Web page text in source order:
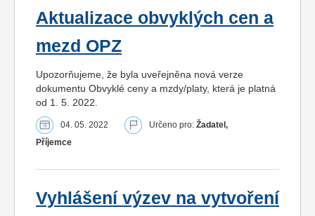
Aktualizace obvyklých cen a
mezd OPZ
Upozorňujeme, že byla uveřejněna nová verze
dokumentu Obvyklé ceny a mzdy/platy, která je platná
od 1. 5. 2022.
04. 05. 2022 Určeno pro: Žadatel,
Příjemce
Vyhlášení výzev na vytvoření